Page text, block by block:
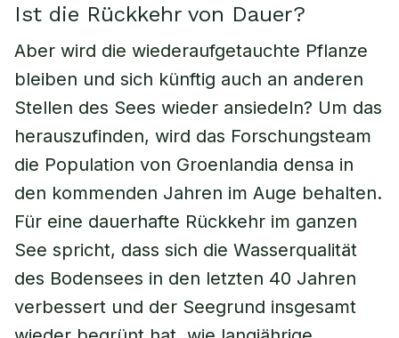
Ist die Rückkehr von Dauer?
Aber wird die wiederaufgetauchte Pflanze
bleiben und sich künftig auch an anderen
Stellen des Sees wieder ansiedeln? Um das
herauszufinden, wird das Forschungsteam
die Population von Groenlandia densa in
den kommenden Jahren im Auge behalten.
Für eine dauerhafte Rückkehr im ganzen
See spricht, dass sich die Wasserqualität
des Bodensees in den letzten 40 Jahren
verbessert und der Seegrund insgesamt